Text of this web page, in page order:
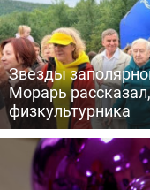
Звезды
Морарь
физкультурника